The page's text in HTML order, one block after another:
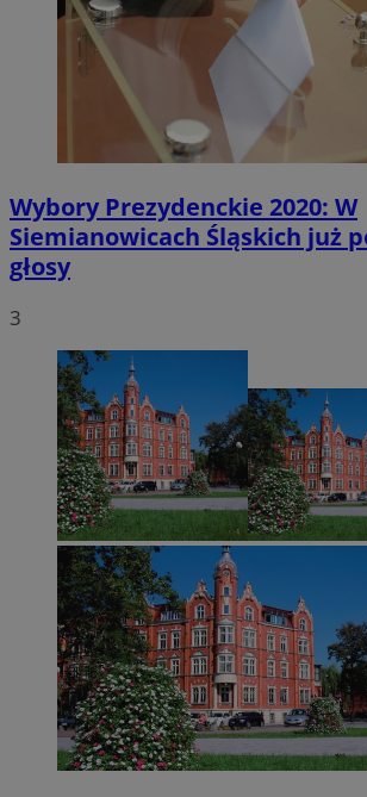
Wybory Prezydenckie 2020: W
Siemianowicach Śląskich już
głosy
3